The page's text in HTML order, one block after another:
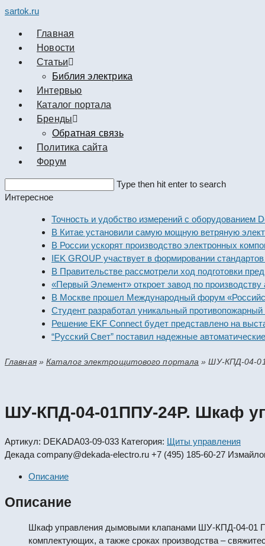
sartok.ru
Главная
Новости
Cтатьи
Библия электрика
Интервью
Каталог портала
Бренды
Обратная связь
Политика сайта
Форум
this
Type then hit enter to search
Интересное
Точность и удобство измерений с оборудованием
В Китае установили самую мощную ветряную
В России ускорят производство электронных
IEK GROUP участвует в формировании стандартов
В Правительстве рассмотрели ход подготовки
«Первый Элемент» откроет завод по производству
В Москве прошел Международный форум «Российская
Студент разработал уникальный противопожарный
Решение EKF Connect будет представлено на
“Русский Свет” поставил надежные автоматические
Главная»Каталог электрощитового портала »ШУ-КПД-04-
ШУ-КПД-04-01ППУ-24Р. Шкаф
Артикул: DEKADA03-09-033 Категория: Щиты управления
Декада company@dekada-electro.ru +7 (495) 185-60-27
Описание
Описание
Шкаф управления дымовыми клапанами ШУ-КПД-04-01
комплектующих, а также сроках производства –